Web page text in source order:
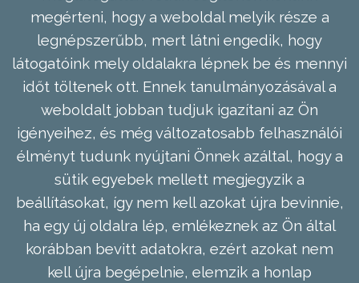
megérteni, hogy a weboldal melyik része a
legnépszerűbb, mert látni engedik, hogy
látogatóink mely oldalakra lépnek be és mennyi
időt töltenek ott. Ennek tanulmányozásával a
weboldalt jobban tudjuk igazítani az Ön
igényeihez, és még változatosabb felhasználói
élményt tudunk nyújtani Önnek azáltal, hogy a
sütik egyebek mellett megjegyzik a
beállításokat, így nem kell azokat újra bevinnie,
ha egy új oldalra lép, emlékeznek az Ön által
korábban bevitt adatokra, ezért azokat nem
kell újra begépelnie, elemzik a honlap